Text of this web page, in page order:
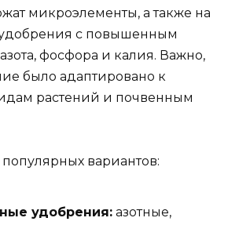
микроэлементы, а также на
с повышенным
фосфора и калия. Важно,
было адаптировано к
растений и почвенным
вариантов:
удобрения: азотные,